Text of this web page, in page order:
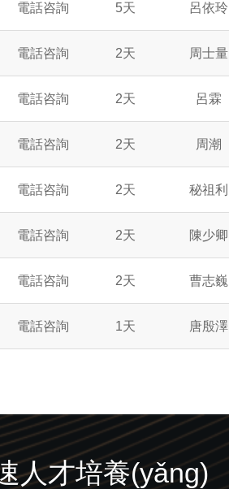
電話咨詢 5天 呂依玲
電話咨詢 2天 周士量
電話咨詢 2天 呂霖
電話咨詢 2天 周潮
電話咨詢 2天 秘祖利
電話咨詢 2天 陳少卿
電話咨詢 2天 曹志巍
電話咨詢 1天 唐殷澤
人才培養(yǎng)